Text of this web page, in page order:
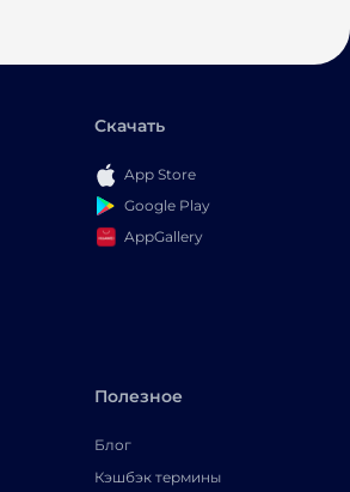
Скачать
App Store
Google Play
AppGallery
Полезное
Блог
Кэшбэк термины